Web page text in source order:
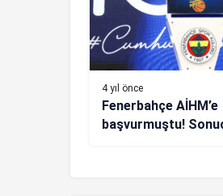
4 yıl önce
Fenerbahçe AİHM’e
başvurmuştu!